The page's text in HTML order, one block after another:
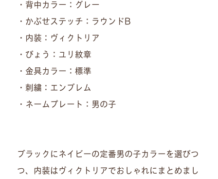
・背中カラー：グレー
・かぶせステッチ：ラウンドB
・内装：ヴィクトリア
・びょう：ユリ紋章
・金具カラー：標準
・刺繍：エンブレム
・ネームプレート：男の子
ブラックにネイビーの定番男の子カラーを選びつ
つ、内装はヴィクトリアでおしゃれにまとめまし